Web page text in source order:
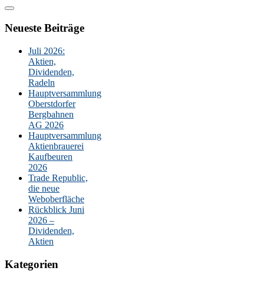
Neueste Beiträge
Juli 2026:
Aktien,
Dividenden,
Radeln
Hauptversammlung
Oberstdorfer
Bergbahnen
AG 2026
Hauptversammlung
Aktienbrauerei
Kaufbeuren
2026
Trade Republic,
die neue
Weboberfläche
Rückblick Juni
2026 –
Dividenden,
Aktien
Kategorien